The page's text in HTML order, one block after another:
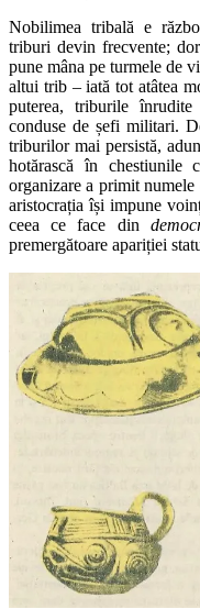
Nobilimea tribală e
triburi devin frecvente;
pune mâna pe turmele de
altui trib – iată tot atâtea
puterea, triburile
conduse de șefi militari.
triburilor mai persistă,
hotărască în chestiunile
organizare a primit
aristocrația își impune
ceea ce face din
premergătoare apariției